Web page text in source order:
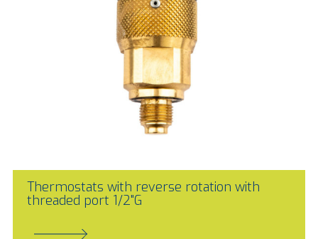
Thermostats with reverse rotation with
threaded port 1/2"G